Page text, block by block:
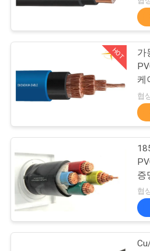
상
쇼
사
소
개
공
pvc 절연 전
전기 케이
HOT
가
케
증